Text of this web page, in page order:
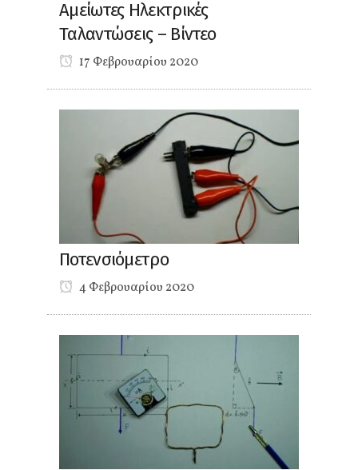
Αμείωτες Ηλεκτρικές
Ταλαντώσεις – Βίντεο
17 Φεβρουαρίου 2020
Ποτενσιόμετρο
4 Φεβρουαρίου 2020